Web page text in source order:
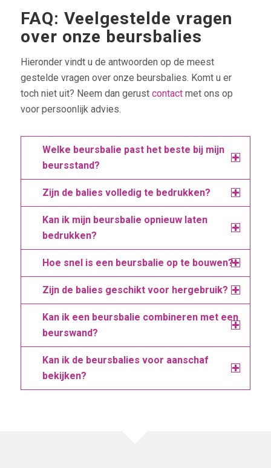
FAQ: Veelgestelde vragen
over onze beursbalies
Hieronder vindt u de antwoorden op de meest
gestelde vragen over onze beursbalies. Komt u er
toch niet uit? Neem dan gerust contactmet ons op
voor persoonlijk advies.
Welke beursbalie past het beste bij mijn
beursstand?
Zijn de balies volledig te bedrukken?
Kan ik mijn beursbalie opnieuw laten
bedrukken?
Hoe snel is een beursbalie op te bouwen?
Zijn de balies geschikt voor hergebruik?
Kan ik een beursbalie combineren met een
beurswand?
Kan ik de beursbalies voor aanschaf
bekijken?